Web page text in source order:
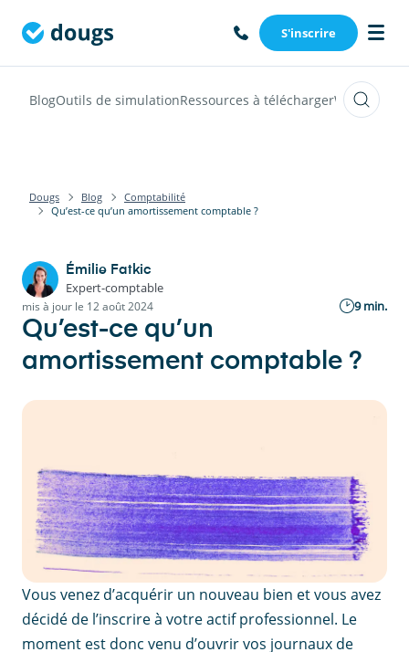
S'inscrire
BlogOutils de simulationRessources à téléchargerWebinars
Dougs Blog
Comptabilité
Qu’est-ce qu’un amortissement comptable ?
Émilie Fatkic
Expert-comptable
mis à jour le 12 août 2024 9 min.
Qu’est-ce qu’un
amortissement comptable ?
Vous venez d’acquérir un nouveau bien et vous avez
décidé de l’inscrire à votre actif professionnel. Le
moment est donc venu d’ouvrir vos journaux de